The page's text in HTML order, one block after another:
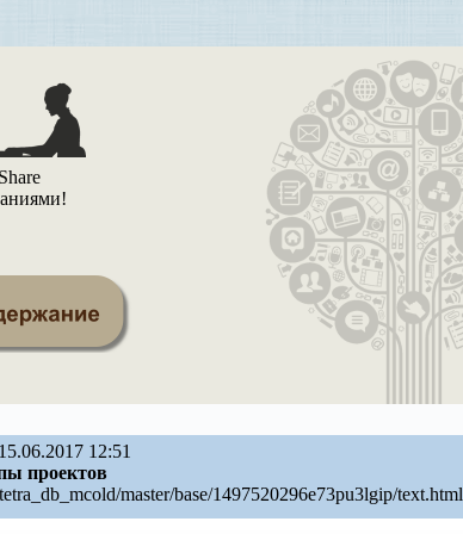
15.06.2017 12:51
проектов
master/base/1497520296e73pu3lgip/text.html